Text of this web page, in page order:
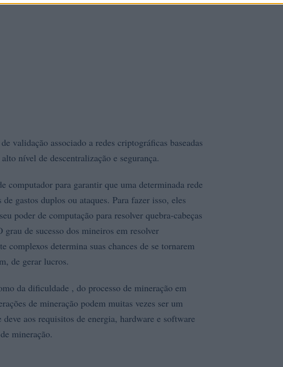
validação associado a redes criptográficas baseadas
nível de descentralização e segurança.
computador para garantir que uma determinada rede
gastos duplos ou ataques. Para fazer isso, eles
poder de computação para resolver quebra-cabeças
de sucesso dos mineiros em resolver
complexos determina suas chances de se tornarem
de gerar lucros.
da dificuldade , do processo de mineração em
de mineração podem muitas vezes ser um
aos requisitos de energia, hardware e software
mineração.